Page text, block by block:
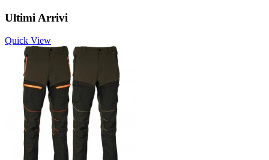
Ultimi Arrivi
Quick View